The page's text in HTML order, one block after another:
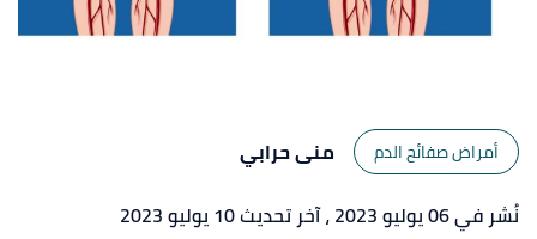
أمراض صفائح الدم
منى حرابي
نُشر في 06 يوليو 2023
، آخر تحديث 10 يوليو 2023